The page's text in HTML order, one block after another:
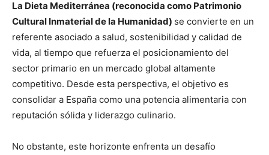
La Dieta Mediterránea (reconocida como Patrimonio
Cultural Inmaterial de la Humanidad) se convierte en un
referente asociado a salud, sostenibilidad y calidad de
vida, al tiempo que refuerza el posicionamiento del
sector primario en un mercado global altamente
competitivo. Desde esta perspectiva, el objetivo es
consolidar a España como una potencia alimentaria con
reputación sólida y liderazgo culinario.
No obstante, este horizonte enfrenta un desafío